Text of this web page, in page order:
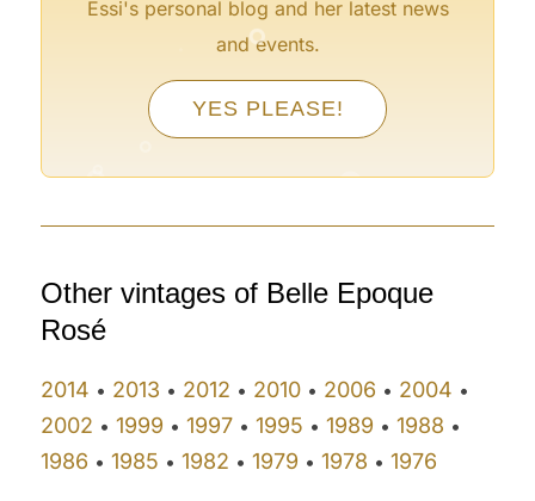
Essi's personal blog and her latest news
and events.
YES PLEASE!
°
°
° ° ° °
Other vintages of Belle Epoque
Rosé
2014 • 2013 • 2012 • 2010 • 2006 • 2004 •
2002 •1999 •1997 •1995 •1989 •1988 •
1986 •1985 •1982 •1979 •1978 •1976